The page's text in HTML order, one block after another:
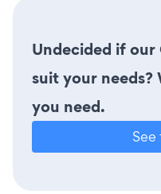
Undecided if our
suit your needs?
you need.